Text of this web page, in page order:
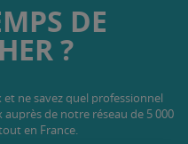
DE
?
ne savez quel professionnel
auprès de notre réseau de 5 000
en France.